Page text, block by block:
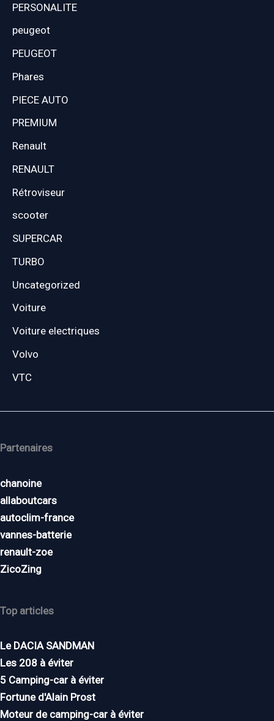
PERSONALITE
peugeot
PEUGEOT
Phares
PIECE AUTO
PREMIUM
Renault
RENAULT
Rétroviseur
scooter
SUPERCAR
TURBO
Uncategorized
Voiture
Voiture electriques
Volvo
VTC
Partenaires
chanoine
allaboutcars
autoclim-france
vannes-batterie
renault-zoe
ZicoZing
Top articles
Le DACIA SANDMAN
Les 208 à éviter
5 Camping-car à éviter
Fortune d'Alain Prost
Moteur de camping-car à éviter